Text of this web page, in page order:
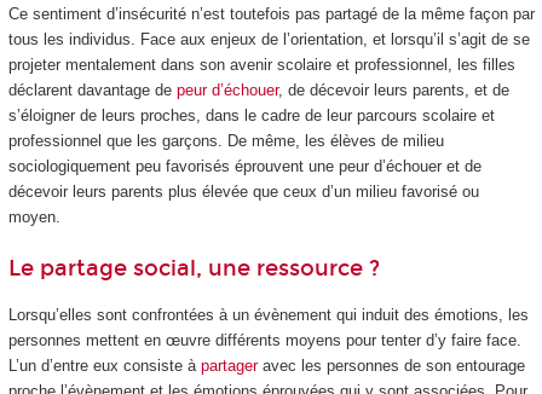
Ce sentiment d’insécurité n’est toutefois pas partagé de la même façon par
tous les individus. Face aux enjeux de l’orientation, et lorsqu’il s’agit de se
projeter mentalement dans son avenir scolaire et professionnel, les filles
déclarent davantage de peur d’échouer, de décevoir leurs parents, et de
s’éloigner de leurs proches, dans le cadre de leur parcours scolaire et
professionnel que les garçons. De même, les élèves de milieu
sociologiquement peu favorisés éprouvent une peur d’échouer et de
décevoir leurs parents plus élevée que ceux d’un milieu favorisé ou
moyen.
Le partage social, une ressource ?
Lorsqu’elles sont confrontées à un évènement qui induit des émotions, les
personnes mettent en œuvre différents moyens pour tenter d’y faire face.
L’un d’entre eux consiste à partageravec les personnes de son entourage